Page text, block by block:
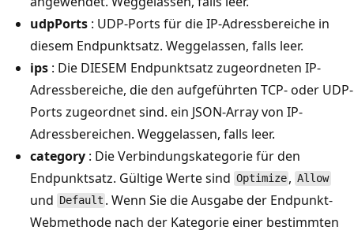
udpPorts : UDP-Ports für die IP-Adressbereiche in
diesem Endpunktsatz. Weggelassen, falls leer.
ips : Die DIESEM Endpunktsatz zugeordneten IP-
Adressbereiche, die den aufgeführten TCP- oder UDP-
Ports zugeordnet sind. ein JSON-Array von IP-
Adressbereichen. Weggelassen, falls leer.
category : Die Verbindungskategorie für den
Endpunktsatz. Gültige Werte sind Optimize ,Allow
und Default . Wenn Sie die Ausgabe der Endpunkt-
Webmethode nach der Kategorie einer bestimmten